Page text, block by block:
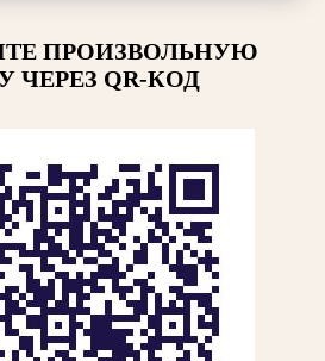
ПРОИЗВОЛЬНУЮ
ЧЕРЕЗ QR-КОД